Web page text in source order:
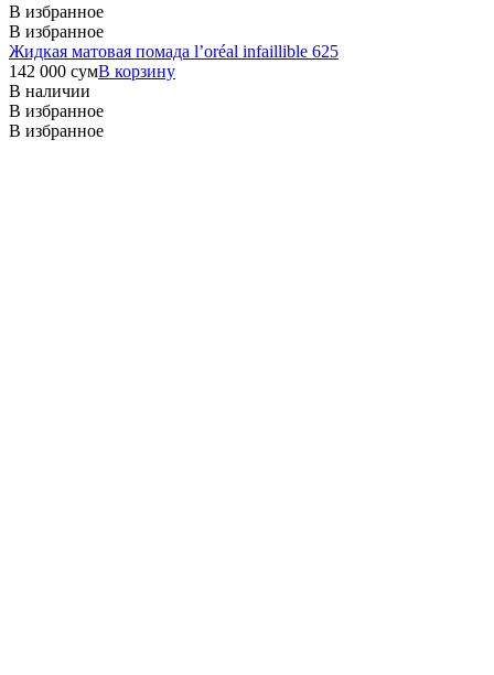
В избранное
В избранное
Жидкая матовая помада l’oréal infaillible 625
142 000 сумВ корзину
В наличии
В избранное
В избранное